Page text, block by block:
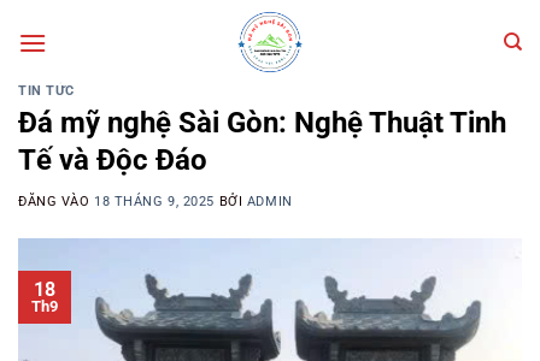
qua
TIN TỨC
Đá mỹ nghệ Sài Gòn: Nghệ Thuật Tinh
Tế và Độc Đáo
ĐĂNG VÀO 18 THÁNG 9, 2025 BỞI ADMIN
18
Th9